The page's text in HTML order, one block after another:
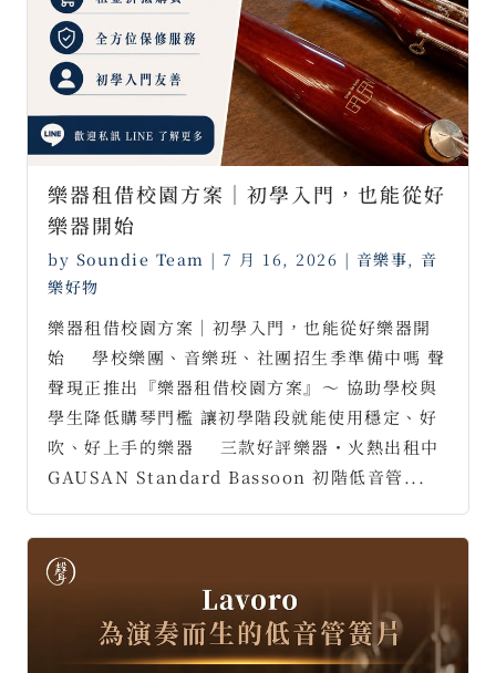
樂器租借校園方案｜初學入門，也能從好
樂器開始
by Soundie Team | 7 月 16, 2026 | 音樂事, 音
樂好物
樂器租借校園方案｜初學入門，也能從好樂器開
始 ⠀ 學校樂團、音樂班、社團招生季準備中嗎 聲
聲現正推出『樂器租借校園方案』～ 協助學校與
學生降低購琴門檻 讓初學階段就能使用穩定、好
吹、好上手的樂器 ⠀ 三款好評樂器・火熱出租中
GAUSAN Standard Bassoon 初階低音管...